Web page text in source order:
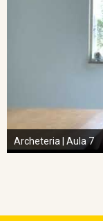
Archeteria | Aula 7